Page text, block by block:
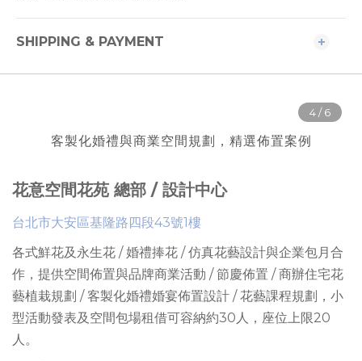
SHIPPING & PAYMENT
客製化婚禮與商業空間規劃，精選佈置案例
花意空間花苑 總部 / 設計中心
台北市大安區基隆路四段43號1樓
各式鮮花及永生花 / 婚禮捧花 / 仿真花藝設計與企業包月合
作，提供空間佈置與品牌商業活動 / 節慶佈置 / 商辦住宅花
藝植栽規劃 / 客製化婚禮婚宴佈置設計 / 花藝課程規劃 ， 小
型活動發表及空間包場租借可容納約30人 ，座位上限20
人。